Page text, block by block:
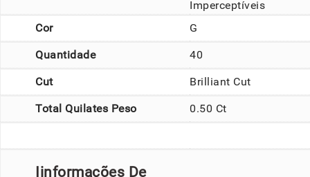
Imperceptíveis
Cor
G
Quantidade 40
Cut Brilliant Cut
Total Quilates Peso 0.50 Ct
Iinformações De